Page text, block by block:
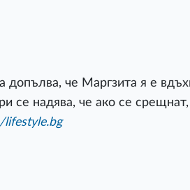
допълва, че Маргзита я е
се надява, че ако се
/lifestyle.bg